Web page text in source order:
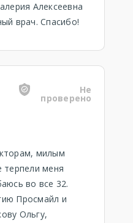
Алексеевна
врач. Спасибо!
Не
проверено
милым
терпели меня
во все 32.
Просмайл и
Ольгу,